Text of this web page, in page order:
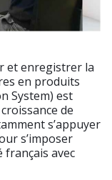
et enregistrer la
en produits
System) est
de
s’appuyer
s’imposer
français avec